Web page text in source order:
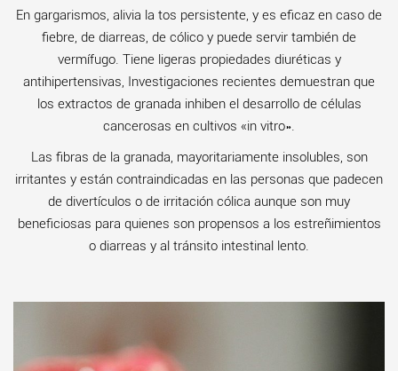
En gargarismos, alivia la tos persistente, y es eficaz en caso de
fiebre, de diarreas, de cólico y puede servir también de
vermífugo. Tiene ligeras propiedades diuréticas y
antihipertensivas, Investigaciones recientes demuestran que
los extractos de granada inhiben el desarrollo de células
cancerosas en cultivos «in vitro».
Las fibras de la granada, mayoritariamente insolubles, son
irritantes y están contraindicadas en las personas que padecen
de divertículos o de irritación cólica aunque son muy
beneficiosas para quienes son propensos a los estreñimientos
o diarreas y al tránsito intestinal lento.